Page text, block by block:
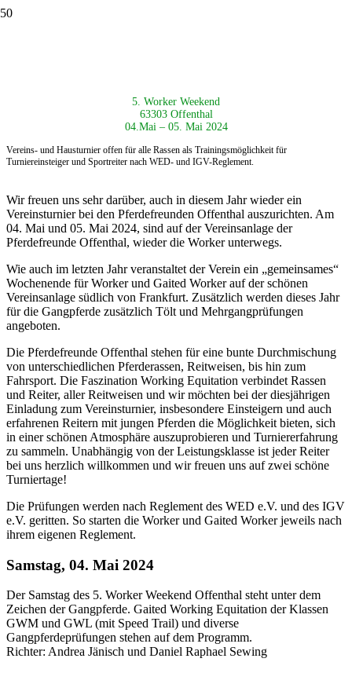
5. Worker Weekend
63303 Offenthal
04.Mai – 05. Mai 2024
Vereins- und Hausturnier offen für alle Rassen als Trainingsmöglichkeit für
Turniereinsteiger und Sportreiter nach WED- und IGV-Reglement.
Wir freuen uns sehr darüber, auch in diesem Jahr wieder ein
Vereinsturnier bei den Pferdefreunden Offenthal auszurichten. Am
04. Mai und 05. Mai 2024, sind auf der Vereinsanlage der
Pferdefreunde Offenthal, wieder die Worker unterwegs.
Wie auch im letzten Jahr veranstaltet der Verein ein „gemeinsames“
Wochenende für Worker und Gaited Worker auf der schönen
Vereinsanlage südlich von Frankfurt. Zusätzlich werden dieses Jahr
für die Gangpferde zusätzlich Tölt und Mehrgangprüfungen
angeboten.
Die Pferdefreunde Offenthal stehen für eine bunte Durchmischung
von unterschiedlichen Pferderassen, Reitweisen, bis hin zum
Fahrsport. Die Faszination Working Equitation verbindet Rassen
und Reiter, aller Reitweisen und wir möchten bei der diesjährigen
Einladung zum Vereinsturnier, insbesondere Einsteigern und auch
erfahrenen Reitern mit jungen Pferden die Möglichkeit bieten, sich
in einer schönen Atmosphäre auszuprobieren und Turniererfahrung
zu sammeln. Unabhängig von der Leistungsklasse ist jeder Reiter
bei uns herzlich willkommen und wir freuen uns auf zwei schöne
Turniertage!
Die Prüfungen werden nach Reglement des WED e.V. und des IGV
e.V. geritten. So starten die Worker und Gaited Worker jeweils nach
ihrem eigenen Reglement.
Samstag, 04. Mai 2024
Der Samstag des 5. Worker Weekend Offenthal steht unter dem
Zeichen der Gangpferde. Gaited Working Equitation der Klassen
GWM und GWL (mit Speed Trail) und diverse
Gangpferdeprüfungen stehen auf dem Programm.
Richter: Andrea Jänisch und Daniel Raphael Sewing